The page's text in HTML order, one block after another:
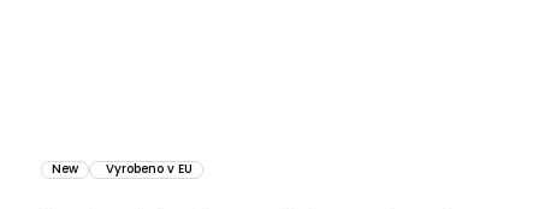
New Vyrobeno v EU